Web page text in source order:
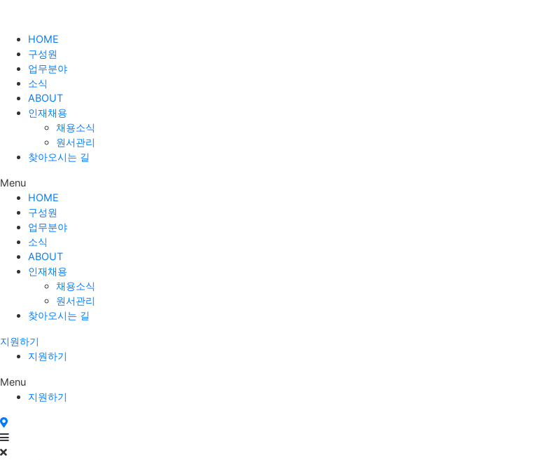
HOME
구성원
업무분야
소식
ABOUT
인재채용
채용소식
원서관리
찾아오시는 길
Menu
HOME
구성원
업무분야
소식
ABOUT
인재채용
채용소식
원서관리
찾아오시는 길
지원하기
지원하기
Menu
지원하기